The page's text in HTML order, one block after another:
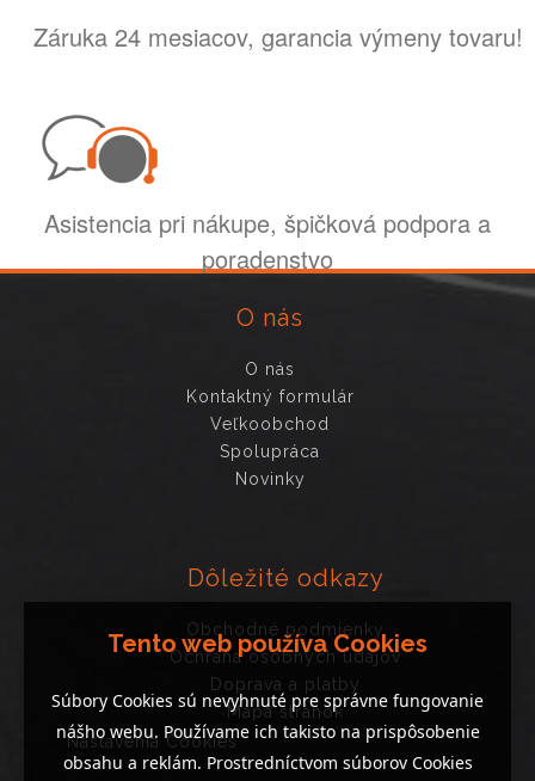
Záruka 24 mesiacov, garancia výmeny tovaru!
Asistencia pri nákupe, špičková podpora a
poradenstvo
O nás
O nás
Kontaktný formulár
Veľkoobchod
Spolupráca
Novinky
Dôležité odkazy
Obchodné podmienky
Ochrana osobných údajov
Doprava a platby
Mapa stránok
Nastavenia Cookies
Tento web používa Cookies
Súbory Cookies sú nevyhnuté pre správne fungovanie
nášho webu. Používame ich takisto na prispôsobenie
obsahu a reklám. Prostredníctvom súborov Cookies